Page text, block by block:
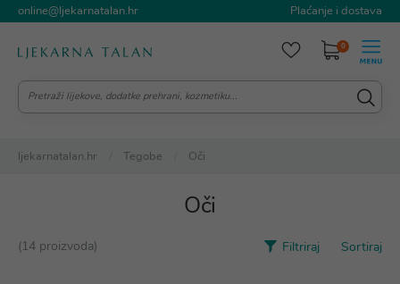
online@ljekarnatalan.hr Plaćanje i dostava
0
ljekarnatalan.hr Tegobe Oči
Oči
(14 proizvoda) Filtriraj Sortiraj